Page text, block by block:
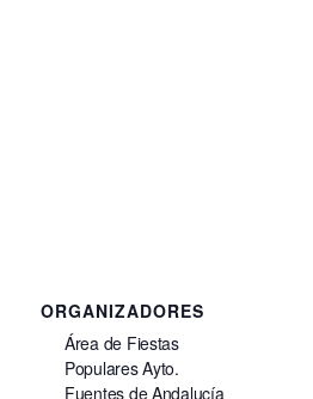
ORGANIZADORES
Área de Fiestas
Populares Ayto.
Fuentes de Andalucía